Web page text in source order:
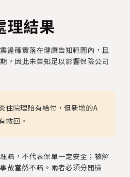
理結果
盪確實落在健康告知範圍內，且
，因此未告知足以影響保險公司
住院理賠有給付，但新增的A
救回。
賠，不代表保單一定安全；被解
故當然不賠。兩者必須分開檢